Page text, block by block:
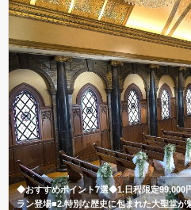
◆おすすめポイント7選◆1.日程限定99,000
ラン登場■2.特別な歴史に包まれた大聖堂